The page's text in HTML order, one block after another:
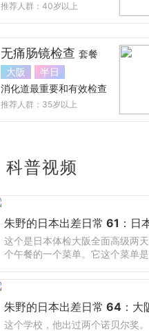
推荐人群：40岁以上
无痛肠镜检查 套餐
大阪
半日
消化道最重要和有效检查
推荐人群：35岁以上
科普视频
这个是日本体检大阪全面高级两
个午餐的一个菜单。它这个菜单
选的。
这个学校，他出过两个诺贝尔奖